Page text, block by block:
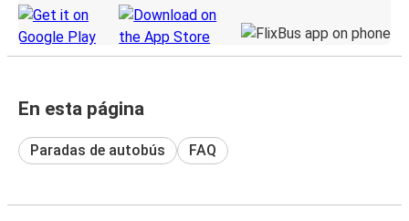
En esta página
Paradas de autobús FAQ